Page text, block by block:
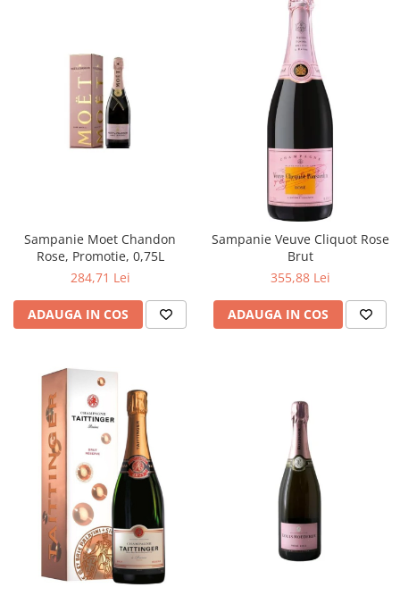
Sampanie Moet Chandon
Rose, Promotie, 0,75L
284,71 Lei
ADAUGA IN COS
Sampanie Veuve Cliquot Rose
Brut
355,88 Lei
ADAUGA IN COS